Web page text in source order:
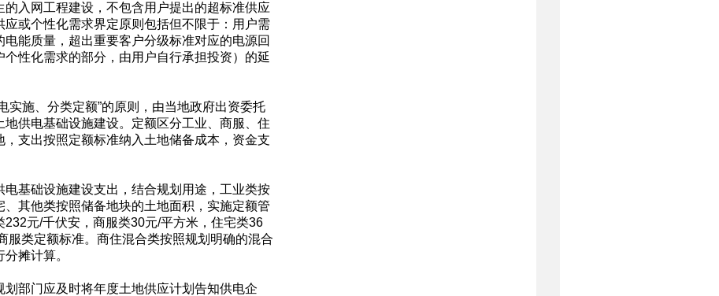
入网工程建设，不包含用户提出的超标准供应
应或个性化需求界定原则包括但不限于：用户需
能质量，超出重要客户分级标准对应的电源回
性化需求的部分，由用户自行承担投资）的延
实施、分类定额”的原则，由当地政府出资委托
供电基础设施建设。定额区分工业、商服、住
支出按照定额标准纳入土地储备成本，资金支
电基础设施建设支出，结合规划用途，工业类按
、其他类按照储备地块的土地面积，实施定额管
232元/千伏安，商服类30元/平方米，住宅类36
服类定额标准。商住混合类按照规划明确的混合
摊计算。
划部门应及时将年度土地供应计划告知供电企